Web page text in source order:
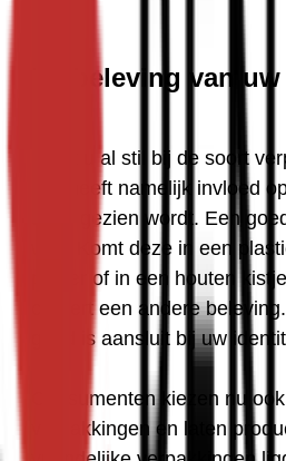
De beleving van
Staat u al stil bij de soort
Dat heeft namelijk invloed
deze gezien wordt. Een
wijn. Komt deze in een
papier of in een houten
creëert een andere
goed is aansluit bij uw
Consumenten kiezen nu
verpakkingen en laten